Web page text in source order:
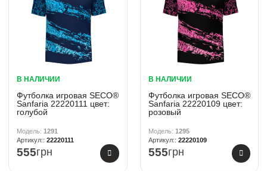
В НАЛИЧИИ
Футболка игровая SECO®
Sanfaria 22220111 цвет:
голубой
1291
22220111
555грн
В НАЛИЧИИ
Футболка игровая SECO®
Sanfaria 22220109 цвет:
розовый
1295
22220109
555грн